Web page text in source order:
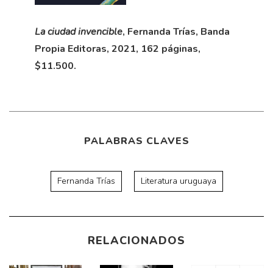
La ciudad invencible, Fernanda Trías, Banda
Propia Editoras, 2021, 162 páginas,
$11.500.
PALABRAS CLAVES
Fernanda Trías Literatura uruguaya
RELACIONADOS